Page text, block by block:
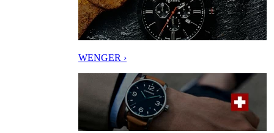
WENGER ›